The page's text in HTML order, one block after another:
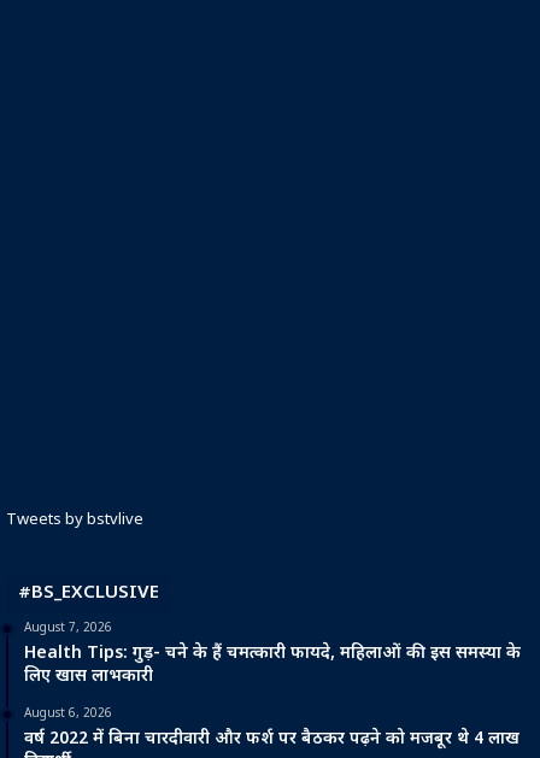
Tweets by bstvlive
#BS_EXCLUSIVE
August 7, 2026
Health Tips: गुड़- चने के हैं चमत्कारी फायदे, महिलाओं की इस समस्या के
लिए खास लाभकारी
August 6, 2026
वर्ष 2022 में बिना चारदीवारी और फर्श पर बैठकर पढ़ने को मजबूर थे 4 लाख